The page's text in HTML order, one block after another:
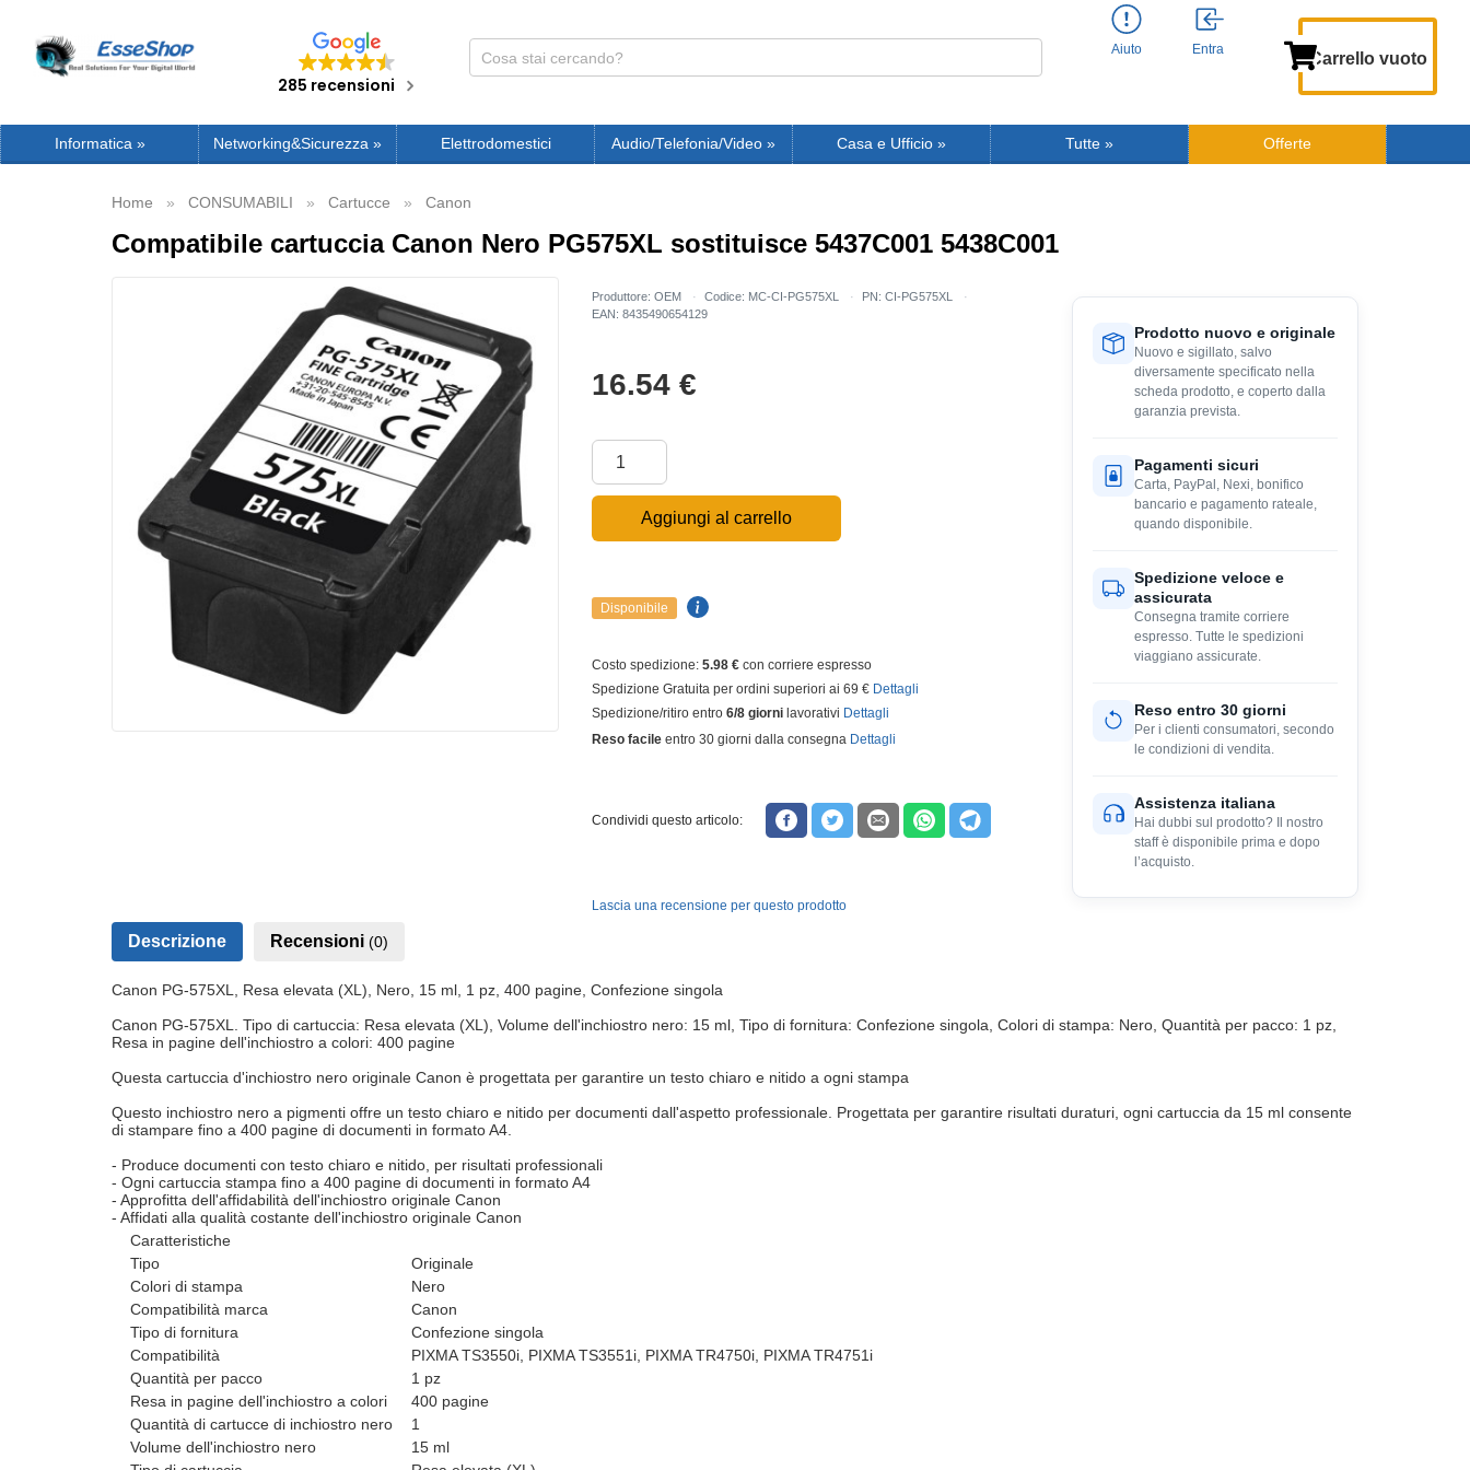
285 recensioni
Aiuto Entra Carrello vuoto
Informatica» Networking&Sicurezza » Elettrodomestici Audio/Telefonia/Video » Casa e Ufficio » Tutte » Offerte
Home CONSUMABILI Cartucce Canon
Compatibile cartuccia Canon Nero PG575XL sostituisce 5437C001 5438C001
Produttore: OEM Codice: MC-CI-PG575XL
PN: CI-PG575XL
EAN: 8435490654129
16.54 €
Aggiungi al carrello
Disponibile
Costo spedizione: 5.98 € con corriere espresso
Spedizione Gratuita per ordini superiori ai 69 € Dettagli
Spedizione/ritiro entro 6/8 giornilavorativi Dettagli
Reso facileentro 30 giorni dalla consegna Dettagli
Condividi questo articolo:
Lascia una recensione per questo prodotto
Prodotto nuovo e originale
Nuovo e sigillato, salvo
diversamente specificato nella
scheda prodotto, e coperto dalla
garanzia prevista.
Pagamenti sicuri
Carta, PayPal, Nexi, bonifico
bancario e pagamento rateale,
quando disponibile.
Spedizione veloce e
assicurata
Consegna tramite corriere
espresso. Tutte le spedizioni
viaggiano assicurate.
Reso entro 30 giorni
Per i clienti consumatori, secondo
le condizioni di vendita.
Assistenza italiana
Hai dubbi sul prodotto? Il nostro
staff è disponibile prima e dopo
l’acquisto.
Descrizione Recensioni (0)
Canon PG-575XL, Resa elevata (XL), Nero, 15 ml, 1 pz, 400 pagine, Confezione singola
Canon PG-575XL. Tipo di cartuccia: Resa elevata (XL), Volume dell'inchiostro nero: 15 ml, Tipo di fornitura: Confezione singola, Colori di stampa: Nero, Quantità per pacco: 1 pz,
Resa in pagine dell'inchiostro a colori: 400 pagine
Questa cartuccia d'inchiostro nero originale Canon è progettata per garantire un testo chiaro e nitido a ogni stampa
Questo inchiostro nero a pigmenti offre un testo chiaro e nitido per documenti dall'aspetto professionale. Progettata per garantire risultati duraturi, ogni cartuccia da 15 ml consente
di stampare fino a 400 pagine di documenti in formato A4.
- Produce documenti con testo chiaro e nitido, per risultati professionali
- Ogni cartuccia stampa fino a 400 pagine di documenti in formato A4
- Approfitta dell'affidabilità dell'inchiostro originale Canon
- Affidati alla qualità costante dell'inchiostro originale Canon
Caratteristiche
Tipo
Originale
Colori di stampa
Nero
Compatibilità marca
Canon
Tipo di fornitura
Confezione singola
Compatibilità
PIXMA TS3550i, PIXMA TS3551i, PIXMA TR4750i, PIXMA TR4751i
Quantità per pacco
1 pz
Resa in pagine dell'inchiostro a colori
400 pagine
Quantità di cartucce di inchiostro nero
1
Volume dell'inchiostro nero
15 ml